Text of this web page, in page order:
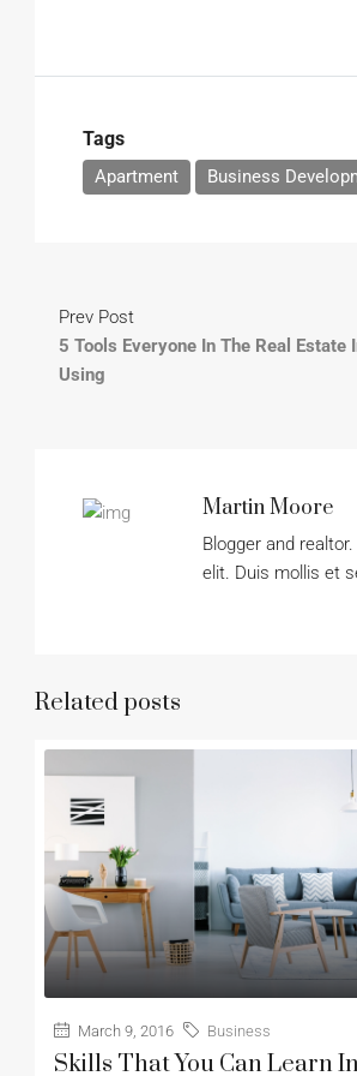
Tags
Apartment Business
Prev Post
5 Tools Everyone In The Real Estate
Using
Martin Moore
Blogger and
elit. Duis mollis et
Related posts
March 9, 2016 Business
Skills That You Can Learn In